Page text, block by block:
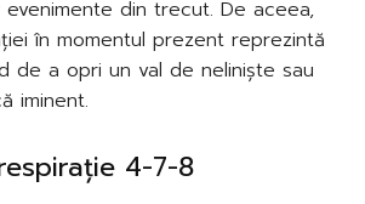
din trecut. De aceea,
în momentul prezent reprezintă
de a opri un val de neliniște sau
iminent.
4-7-8